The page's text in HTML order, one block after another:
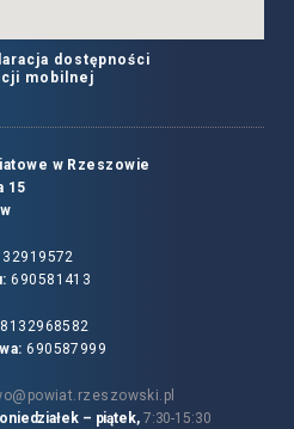
dostępności
mobilnej
w Rzeszowie
15
690581413
8132968582
690587999
– piątek, 7:30-15:30